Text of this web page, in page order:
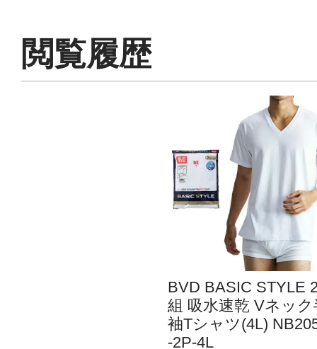
閲覧履歴
BVD BASIC STYLE
組 吸水速乾 Vネック
袖Tシャツ(4L)
-2P-4L